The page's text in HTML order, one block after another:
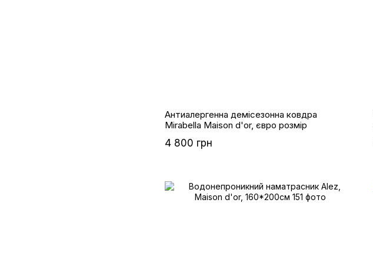
Антиалергенна демісезонна ковдра
Mirabella Maison d'or, євро розмір
4 800 грн